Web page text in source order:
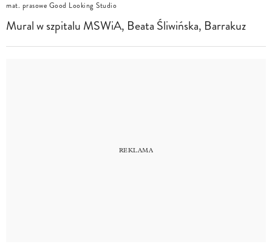
mat. prasowe Good Looking Studio
Mural w szpitalu MSWiA, Beata Śliwińska, Barrakuz